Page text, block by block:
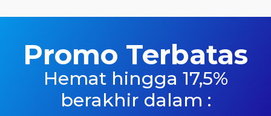
Promo Terbatas
Hemat hingga 17,5%
berakhir dalam :